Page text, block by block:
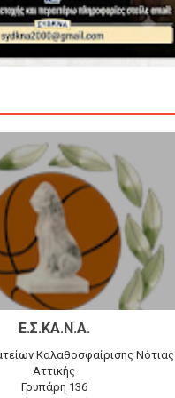
την Κυριακή 14.6.26
78-74 στα Καμίνια
Ε.Σ.ΚΑ.Ν.Α.
Καλαθοσφαίρισης Νότιας
Αττικής
Γρυπάρη 136